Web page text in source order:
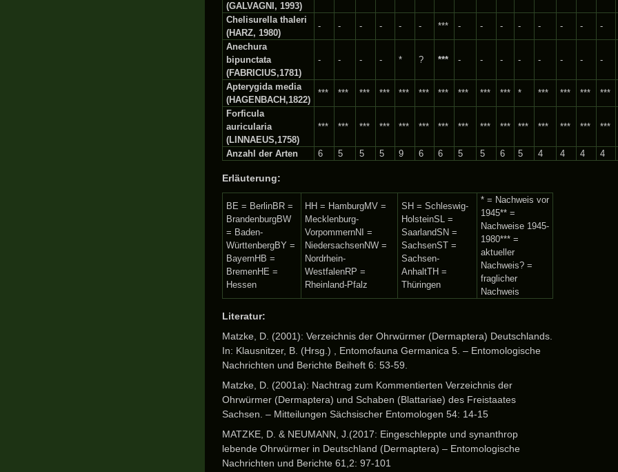
(GALVAGNI, 1993)
Chelisurella thaleri
(HARZ, 1980)
- - - - - - *** - - - - - - - -
Anechura
bipunctata
(FABRICIUS,1781)
- - - - * ? *** - - - - - - - -
Apterygida media
(HAGENBACH,1822)
*** *** *** *** *** *** *** *** *** *** * *** *** *** ***
Forficula
auricularia
(LINNAEUS,1758)
*** *** *** *** *** *** *** *** *** *** *** *** *** *** ***
Anzahl der Arten 6 5 5 5 9 6 6 5 5 6 5 4 4 4 4
Erläuterung:
BE = BerlinBR =
BrandenburgBW
= Baden-
WürttenbergBY =
BayernHB =
BremenHE =
Hessen
HH = HamburgMV =
Mecklenburg-
VorpommernNI =
NiedersachsenNW =
Nordrhein-
WestfalenRP =
Rheinland-Pfalz
SH = Schleswig-
HolsteinSL =
SaarlandSN =
SachsenST =
Sachsen-
AnhaltTH =
Thüringen
* = Nachweis vor
1945** =
Nachweise 1945-
1980*** =
aktueller
Nachweis? =
fraglicher
Nachweis
Literatur:
Matzke, D. (2001): Verzeichnis der Ohrwürmer (Dermaptera) Deutschlands.
In: Klausnitzer, B. (Hrsg.) , Entomofauna Germanica 5. – Entomologische
Nachrichten und Berichte Beiheft 6: 53-59.
Matzke, D. (2001a): Nachtrag zum Kommentierten Verzeichnis der
Ohrwürmer (Dermaptera) und Schaben (Blattariae) des Freistaates
Sachsen. – Mitteilungen Sächsischer Entomologen 54: 14-15
MATZKE, D. & NEUMANN, J.(2017: Eingeschleppte und synanthrop
lebende Ohrwürmer in Deutschland (Dermaptera) – Entomologische
Nachrichten und Berichte 61,2: 97-101